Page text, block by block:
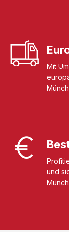
Mit
und